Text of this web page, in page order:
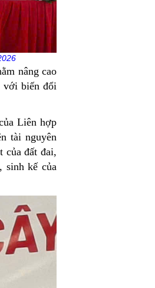
nâng cao
với biến đổi
Liên hợp
tài nguyên
của đất đai,
sinh kế của